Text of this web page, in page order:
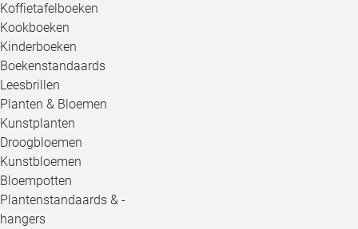
Koffietafelboeken
Kookboeken
Kinderboeken
Boekenstandaards
Leesbrillen
Planten & Bloemen
Kunstplanten
Droogbloemen
Kunstbloemen
Bloempotten
Plantenstandaards & -
hangers